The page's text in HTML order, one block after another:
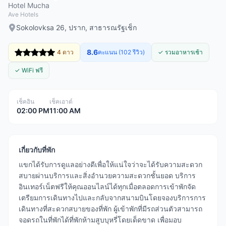
Hotel Mucha
Ave Hotels
Sokolovksa 26, ปราก, สาธารณรัฐเช็ก
4 ดาว 8.6คะแนน (102 รีวิว) ✓ รวมอาหารเช้า
✓ WiFi ฟรี
เช็คอิน
02:00 PM
เช็คเอาต์
11:00 AM
เกี่ยวกับที่พัก
แขกได้รับการดูแลอย่างดีเพื่อให้แน่ใจว่าจะได้รับความสะดวก
สบายผ่านบริการและสิ่งอำนวยความสะดวกชั้นยอด บริการ
อินเทอร์เน็ตฟรีให้คุณออนไลน์ได้ทุกเมื่อตลอดการเข้าพักจัด
เตรียมการเดินทางไปและกลับจากสนามบินโดยจองบริการการ
เดินทางที่สะดวกสบายของที่พัก ผู้เข้าพักที่มีรถส่วนตัวสามารถ
จอดรถในที่พักได้ที่พักห้ามสูบบุหรี่โดยเด็ดขาด เพื่อมอบ